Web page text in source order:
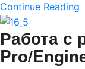
Continue Reading
Работа с
Pro/